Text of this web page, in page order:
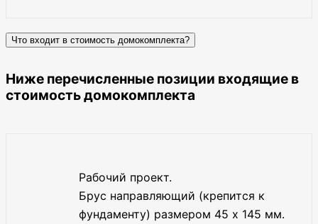
Что входит в стоимость домокомплекта?
Ниже перечисленные позиции входящие в
стоимость домокомплекта
Рабочий проект.
Брус направляющий (крепится к
фундаменту) размером 45 х 145 мм.